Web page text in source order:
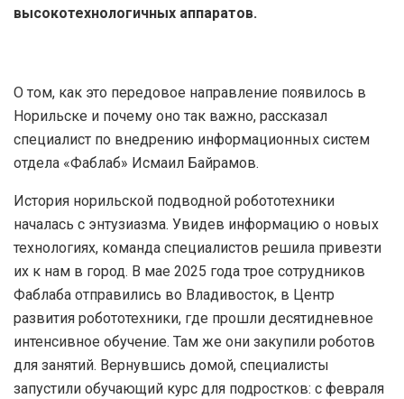
высокотехнологичных аппаратов.
О том, как это передовое направление появилось в
Норильске и почему оно так важно, рассказал
специалист по внедрению информационных систем
отдела «Фаблаб» Исмаил Байрамов.
История норильской подводной робототехники
началась с энтузиазма. Увидев информацию о новых
технологиях, команда специалистов решила привезти
их к нам в город. В мае 2025 года трое сотрудников
Фаблаба отправились во Владивосток, в Центр
развития робототехники, где прошли десятидневное
интенсивное обучение. Там же они закупили роботов
для занятий. Вернувшись домой, специалисты
запустили обучающий курс для подростков: с февраля